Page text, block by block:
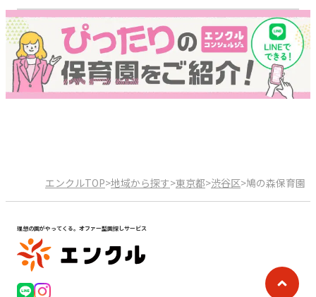
エンクルTOP>地域から探す>東京都>渋谷区>鳩の森保育園
理想の園がやってくる。オファー型園探しサービス